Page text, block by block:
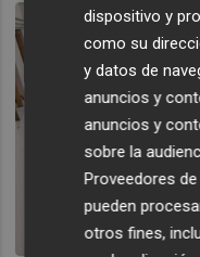
dispositivo y
como su
y datos de
anuncios y
anuncios y
sobre la
Proveedores
pueden
otros fines,